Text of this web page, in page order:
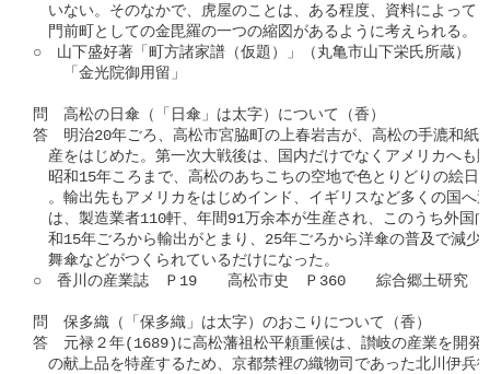
いない。そのなかで、虎屋のことは、ある程度、資料によって
門前町としての金毘羅の一つの縮図があるように考えられる。
○　山下盛好著「町方諸家譜（仮題）」（丸亀市山下栄氏所蔵）
「金光院御用留」
問　高松の日傘（「日傘」は太字）について（香）
答　明治20年ごろ、高松市宮脇町の上春岩吉が、高松の手漉和紙
産をはじめた。第一次大戦後は、国内だけでなくアメリカへも
昭和15年ころまで、高松のあちこちの空地で色とりどりの絵日
。輸出先もアメリカをはじめインド、イギリスなど多くの国へ
は、製造業者110軒、年間91万余本が生産され、このうち外国
和15年ごろから輸出がとまり、25年ごろから洋傘の普及で減少
舞傘などがつくられているだけになった。
○　香川の産業誌　Ｐ19　　高松市史　Ｐ360　　綜合郷土研究　
問　保多織（「保多織」は太字）のおこりについて（香）
答　元禄２年(1689)に高松藩祖松平頼重候は、讃岐の産業を開発
の献上品を特産するため、京都禁裡の織物司であった北川伊兵